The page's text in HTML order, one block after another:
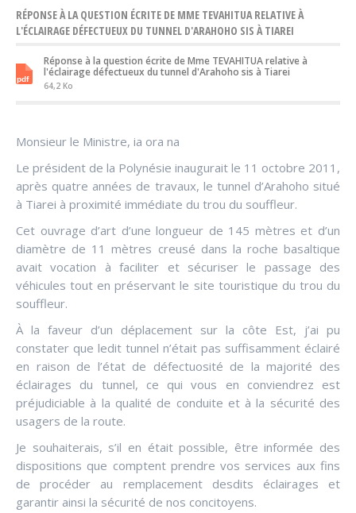
RÉPONSE À LA QUESTION ÉCRITE DE MME TEVAHITUA RELATIVE À
L'ÉCLAIRAGE DÉFECTUEUX DU TUNNEL D'ARAHOHO SIS À TIAREI
Réponse à la question écrite de Mme TEVAHITUA relative à
l'éclairage défectueux du tunnel d'Arahoho sis à Tiarei
64,2 Ko
Monsieur le Ministre, ia ora na
Le président de la Polynésie inaugurait le 11 octobre 2011,
après quatre années de travaux, le tunnel d’Arahoho situé
à Tiarei à proximité immédiate du trou du souffleur.
Cet ouvrage d’art d’une longueur de 145 mètres et d’un
diamètre de 11 mètres creusé dans la roche basaltique
avait vocation à faciliter et sécuriser le passage des
véhicules tout en préservant le site touristique du trou du
souffleur.
À la faveur d’un déplacement sur la côte Est, j’ai pu
constater que ledit tunnel n’était pas suffisamment éclairé
en raison de l’état de défectuosité de la majorité des
éclairages du tunnel, ce qui vous en conviendrez est
préjudiciable à la qualité de conduite et à la sécurité des
usagers de la route.
Je souhaiterais, s’il en était possible, être informée des
dispositions que comptent prendre vos services aux fins
de procéder au remplacement desdits éclairages et
garantir ainsi la sécurité de nos concitoyens.